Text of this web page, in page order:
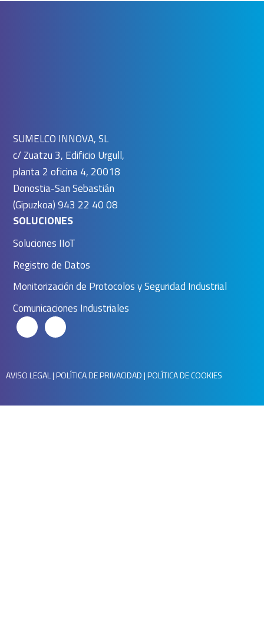
SUMELCO INNOVA, SL
c/ Zuatzu 3, Edificio Urgull,
planta 2 oficina 4, 20018
Donostia-San Sebastián
(Gipuzkoa) 943 22 40 08
SOLUCIONES
Soluciones IIoT
Registro de Datos
Monitorización de Protocolos y Seguridad Industrial
Comunicaciones Industriales
AVISO LEGAL|POLÍTICA DE PRIVACIDAD|POLÍTICA DE COOKIES